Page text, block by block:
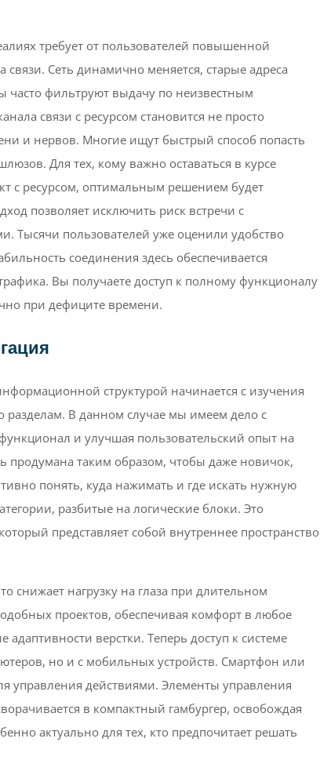
требует от пользователей повышенной
Сеть динамично меняется, старые адреса
часто фильтруют выдачу по неизвестным
связи с ресурсом становится не просто
и нервов. Многие ищут быстрый способ попасть
Для тех, кому важно оставаться в курсе
с ресурсом, оптимальным решением будет
позволяет исключить риск встречи с
Тысячи пользователей уже оценили удобство
соединения здесь обеспечивается
Вы получаете доступ к полному функционалу
при дефиците времени.
структурой начинается с изучения
В данном случае мы имеем дело с
и улучшая пользовательский опыт на
продумана таким образом, чтобы даже новичок,
понять, куда нажимать и где искать нужную
разбитые на логические блоки. Это
представляет собой внутреннее пространство
снижает нагрузку на глаза при длительном
проектов, обеспечивая комфорт в любое
верстки. Теперь доступ к системе
но и с мобильных устройств. Смартфон или
управления действиями. Элементы управления
в компактный гамбургер, освобождая
актуально для тех, кто предпочитает решать